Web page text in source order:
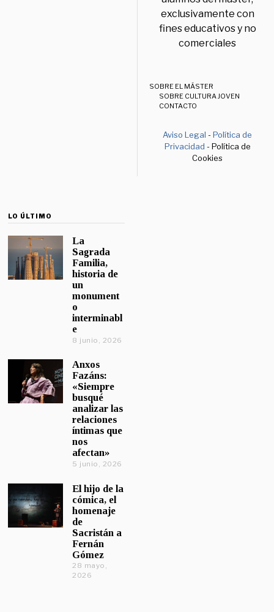
exclusivamente con
fines educativos y no
comerciales
SOBRE EL MÁSTER
SOBRE CULTURA JOVEN
CONTACTO
Aviso Legal -Política de
Privacidad - Política de
Cookies
LO ÚLTIMO
La
Sagrada
Familia,
historia de
un
monument
o
interminabl
e
8 junio, 2026
Anxos
Fazáns:
«Siempre
busqué
analizar las
relaciones
íntimas que
nos
afectan»
5 junio, 2026
El hijo de la
cómica, el
homenaje
de
Sacristán a
Fernán
Gómez
28 mayo,
2026